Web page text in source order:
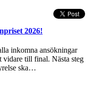
2026!
inkomna ansökningar
vidare till final. Nästa steg
ska…